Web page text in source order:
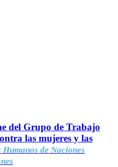
del Grupo de Trabajo
las mujeres y las
Humanos de Naciones